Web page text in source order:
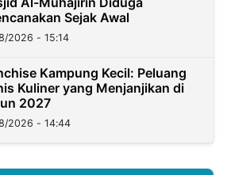
Sejak Awal
2026 - 15:14
Kampung Kecil: Peluang
Kuliner yang Menjanjikan di
2027
2026 - 14:44